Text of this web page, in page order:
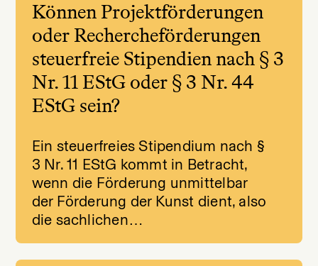
Können Projektförderungen
oder Rechercheförderungen
steuerfreie Stipendien nach § 3
Nr. 11 EStG oder § 3 Nr. 44
EStG sein?
Ein steuerfreies Stipendium nach §
3 Nr. 11 EStG kommt in Betracht,
wenn die Förderung unmittelbar
der Förderung der Kunst dient, also
die sachlichen…